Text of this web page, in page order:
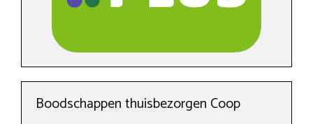
Boodschappen thuisbezorgen Coop